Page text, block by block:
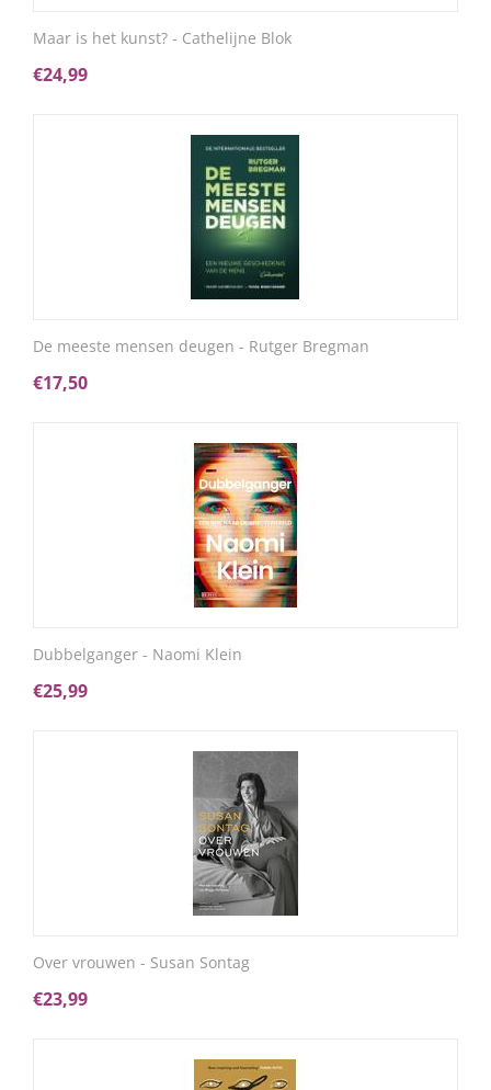
Maar is het kunst? - Cathelijne Blok
€24,99
De meeste mensen deugen - Rutger Bregman
€17,50
Dubbelganger - Naomi Klein
€25,99
Over vrouwen - Susan Sontag
€23,99